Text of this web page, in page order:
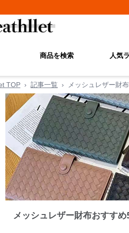
商品を検索 人気
TOP › 記事一覧 › メッシュレザー財
メッシュレザー財布おすす